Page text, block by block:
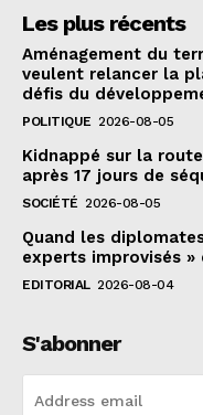
Les plus récents
Aménagement du
veulent relancer la
défis du
POLITIQUE 2026-08-05
Kidnappé sur la
après 17 jours de
SOCIÉTÉ 2026-08-05
Quand les
experts improvisés »
EDITORIAL 2026-08-04
S'abonner